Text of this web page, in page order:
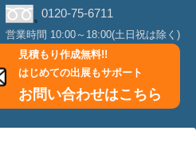
0120-75-6711
営業時間 10:00～18:00(土日祝は除く)
見積もり作成無料!!
はじめての出展もサポート
お問い合わせはこちら